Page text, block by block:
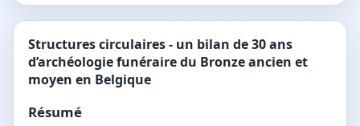
Structures circulaires - un bilan de 30 ans
d’archéologie funéraire du Bronze ancien et
moyen en Belgique
Résumé